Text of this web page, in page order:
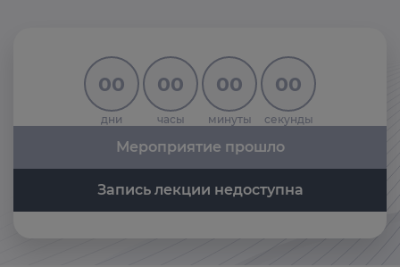
00
дни
00
часы
00
минуты
00
секунды
Мероприятие прошло
Запись лекции недоступна